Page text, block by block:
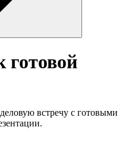
готовой
встречу с готовыми